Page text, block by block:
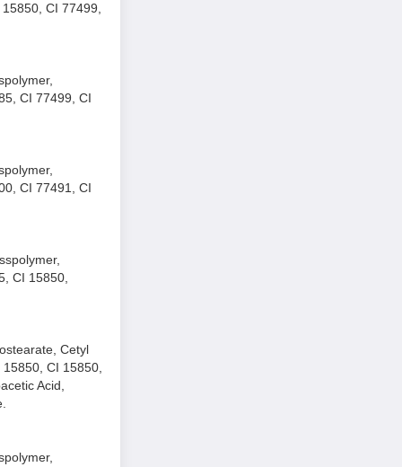
CI 77499,
CI 77499, CI
CI 77491, CI
CI 15850,
Cetyl
CI 15850,
Acid,